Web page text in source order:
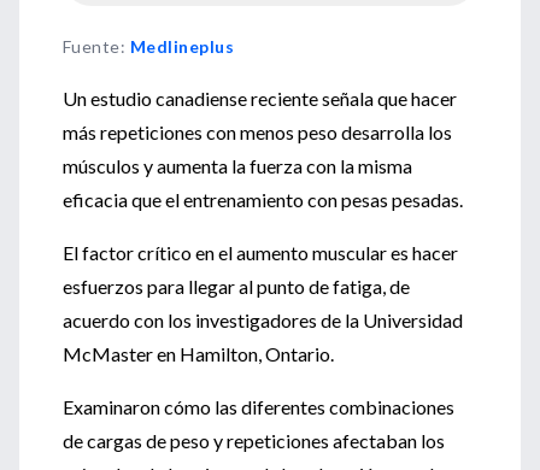
Fuente: Medlineplus
Un estudio canadiense reciente señala que hacer
más repeticiones con menos peso desarrolla los
músculos y aumenta la fuerza con la misma
eficacia que el entrenamiento con pesas pesadas.
El factor crítico en el aumento muscular es hacer
esfuerzos para llegar al punto de fatiga, de
acuerdo con los investigadores de la Universidad
McMaster en Hamilton, Ontario.
Examinaron cómo las diferentes combinaciones
de cargas de peso y repeticiones afectaban los